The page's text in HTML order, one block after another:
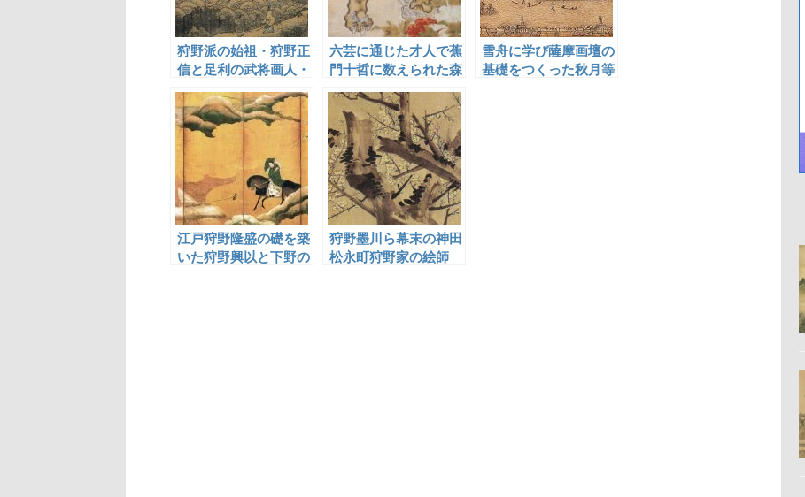
狩野派の始祖・狩野正
信と足利の武将画人・
長尾一族
六芸に通じた才人で蕉
門十哲に数えられた森
川許六
雪舟に学び薩摩画壇の
基礎をつくった秋月等
江戸狩野隆盛の礎を築
いた狩野興以と下野の
狩野墨川ら幕末の神田
松永町狩野家の絵師